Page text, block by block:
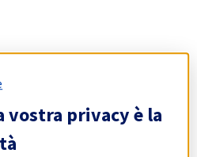
vostra privacy è la